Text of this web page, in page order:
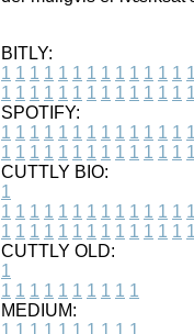
BITLY:
1 1 1 1 1 1 1 1 1 1 1 1 1 1
1 1 1 1 1 1 1 1 1 1 1 1 1 1
SPOTIFY:
1 1 1 1 1 1 1 1 1 1 1 1 1 1
1 1 1 1 1 1 1 1 1 1 1 1 1 1
CUTTLY BIO:
1
1 1 1 1 1 1 1 1 1 1 1 1 1 1
1 1 1 1 1 1 1 1 1 1 1 1 1 1
CUTTLY OLD:
1
1 1 1 1 1 1 1 1 1 1
MEDIUM:
1 1 1 1 1 1 1 1 1 1